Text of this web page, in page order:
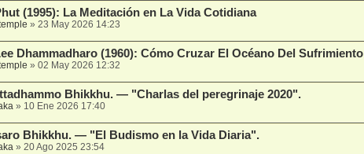
(1995): La Meditación en La Vida Cotidiana
» 23 May 2026 14:23
Dhammadharo (1960): Cómo Cruzar El Océano Del Sufrimiento
» 02 May 2026 12:32
Bhikkhu. — "Charlas del peregrinaje 2020".
» 10 Ene 2026 17:40
Bhikkhu. — "El Budismo en la Vida Diaria".
» 20 Ago 2025 23:54